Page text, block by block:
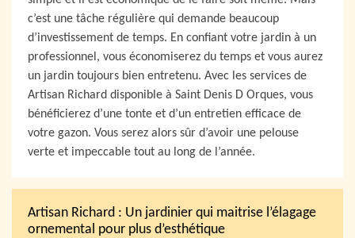
c’est une tâche régulière qui demande beaucoup
d’investissement de temps. En confiant votre jardin à un
professionnel, vous économiserez du temps et vous aurez
un jardin toujours bien entretenu. Avec les services de
Artisan Richard disponible à Saint Denis D Orques, vous
bénéficierez d’une tonte et d’un entretien efficace de
votre gazon. Vous serez alors sûr d’avoir une pelouse
verte et impeccable tout au long de l’année.
Artisan Richard : Un jardinier qui maitrise l’élagage
ornemental pour plus d’esthétique